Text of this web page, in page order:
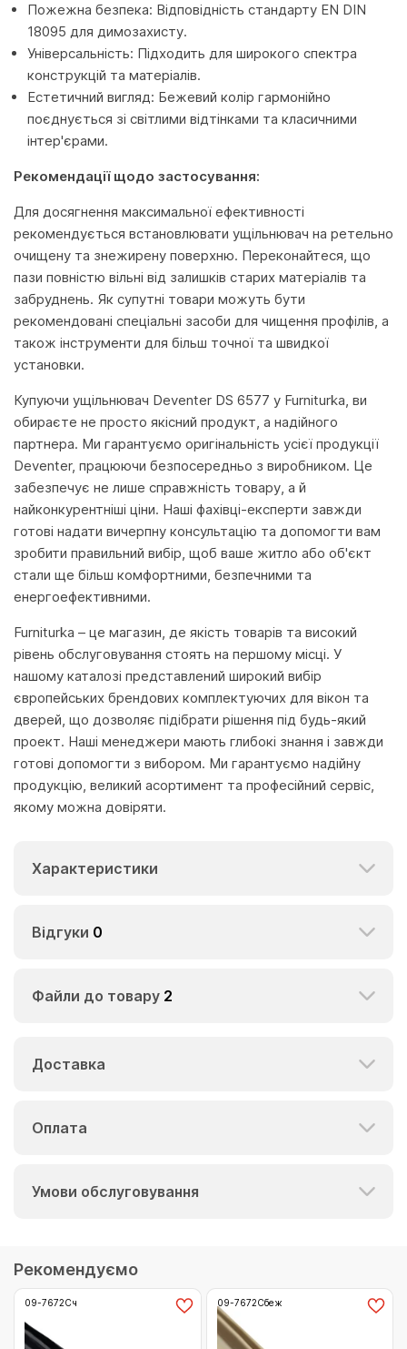
Пожежна безпека: Відповідність стандарту EN DIN
18095 для димозахисту.
Універсальність: Підходить для широкого спектра
конструкцій та матеріалів.
Естетичний вигляд: Бежевий колір гармонійно
поєднується зі світлими відтінками та класичними
інтер'єрами.
Рекомендації щодо застосування:
Для досягнення максимальної ефективності
рекомендується встановлювати ущільнювач на ретельно
очищену та знежирену поверхню. Переконайтеся, що
пази повністю вільні від залишків старих матеріалів та
забруднень. Як супутні товари можуть бути
рекомендовані спеціальні засоби для чищення профілів, а
також інструменти для більш точної та швидкої
установки.
Купуючи ущільнювач Deventer DS 6577 у Furniturka, ви
обираєте не просто якісний продукт, а надійного
партнера. Ми гарантуємо оригінальність усієї продукції
Deventer, працюючи безпосередньо з виробником. Це
забезпечує не лише справжність товару, а й
найконкурентніші ціни. Наші фахівці-експерти завжди
готові надати вичерпну консультацію та допомогти вам
зробити правильний вибір, щоб ваше житло або об'єкт
стали ще більш комфортними, безпечними та
енергоефективними.
Furniturka – це магазин, де якість товарів та високий
рівень обслуговування стоять на першому місці. У
нашому каталозі представлений широкий вибір
європейських брендових комплектуючих для вікон та
дверей, що дозволяє підібрати рішення під будь-який
проект. Наші менеджери мають глибокі знання і завжди
готові допомогти з вибором. Ми гарантуємо надійну
продукцію, великий асортимент та професійний сервіс,
якому можна довіряти.
Характеристики
Відгуки 0
Файли до товару 2
Доставка
Оплата
Умови обслуговування
Рекомендуємо
09-7672Сч 09-7672Сбеж